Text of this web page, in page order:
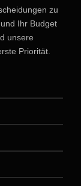
zu
Ihr Budget
unsere
Priorität.